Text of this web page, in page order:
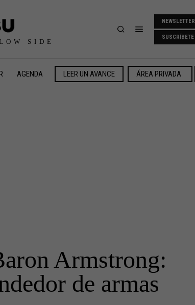
SIDE
NEWSLETTER
SUSCRÍBETE
AGENDA LEER UN AVANCE ÁREA PRIVADA
Armstrong:
de armas